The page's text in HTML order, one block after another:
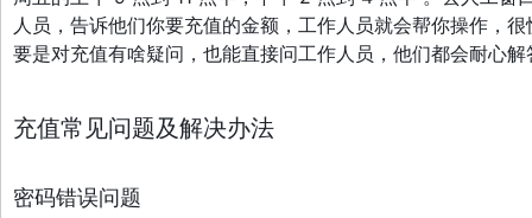
人员，告诉他们你要充值的金额，工作人员就会帮你操作，
要是对充值有啥疑问，也能直接问工作人员，他们都会耐心解
充值常见问题及解决办法
密码错误问题